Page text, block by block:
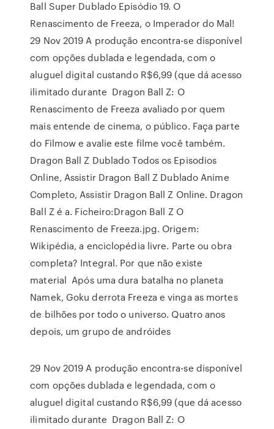
Ball Super Dublado Episódio 19. O
Renascimento de Freeza, o Imperador do Mal!
29 Nov 2019 A produção encontra-se disponível
com opções dublada e legendada, com o
aluguel digital custando R$6,99 (que dá acesso
ilimitado durante Dragon Ball Z: O
Renascimento de Freeza avaliado por quem
mais entende de cinema, o público. Faça parte
do Filmow e avalie este filme você também.
Dragon Ball Z Dublado Todos os Episodios
Online, Assistir Dragon Ball Z Dublado Anime
Completo, Assistir Dragon Ball Z Online. Dragon
Ball Z é a. Ficheiro:Dragon Ball Z O
Renascimento de Freeza.jpg. Origem:
Wikipédia, a enciclopédia livre. Parte ou obra
completa? Integral. Por que não existe
material Após uma dura batalha no planeta
Namek, Goku derrota Freeza e vinga as mortes
de bilhões por todo o universo. Quatro anos
depois, um grupo de andróides
29 Nov 2019 A produção encontra-se disponível
com opções dublada e legendada, com o
aluguel digital custando R$6,99 (que dá acesso
ilimitado durante Dragon Ball Z: O